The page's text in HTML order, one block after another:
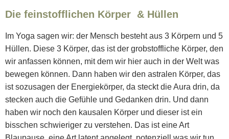
Die feinstofflichen Körper & Hüllen
Im Yoga sagen wir: der Mensch besteht aus 3 Körpern und 5
Hüllen. Diese 3 Körper, das ist der grobstoffliche Körper, den
wir anfassen können, mit dem wir hier auch in der Welt was
bewegen können. Dann haben wir den astralen Körper, das
ist sozusagen der Energiekörper, da steckt die Aura drin, da
stecken auch die Gefühle und Gedanken drin. Und dann
haben wir noch den kausalen Körper und dieser ist ein
bisschen schwieriger zu verstehen. Das ist eine Art